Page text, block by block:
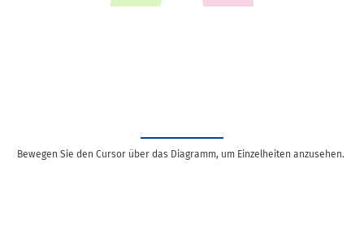
Bewegen Sie den Cursor über das Diagramm, um Einzelheiten anzusehen.